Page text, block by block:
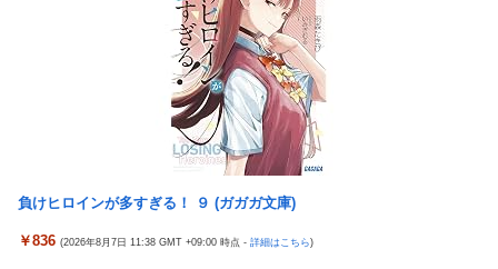
積水ハウス「地面師に55億円騙し取られた…」 ワイ「はえーかわ
いそう…会社滅茶苦茶やろなぁ」
海外「さすが日本！」日本の医療従事者の倫理観の高さに海外が
『ほの暮しの庭』パケ版初週売上、Switch2版「21965本」
Switch版「12458本」
伊藤裕樹、次戦勝利でタイトルマッチへ
勃発ｗｗｗ
負けヒロインが多すぎる！ ９ (ガガガ文庫)
￥836 (2026年8月7日 11:38 GMT +09:00 時点 - 詳細はこちら)